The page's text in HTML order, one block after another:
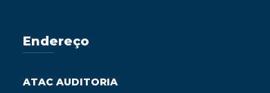
Endereço
ATAC AUDITORIA